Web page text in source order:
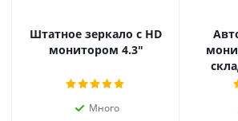
Штатное зеркало с HD
монитором 4.3"
Много